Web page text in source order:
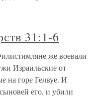
31:1-6
же воевали
Израильские от
на горе Гелвуе. И
его, и убили